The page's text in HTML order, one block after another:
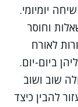
יומיומי.
וחוסר
לאורח
ביום-יום.
שוב ושוב
להבין כיצד